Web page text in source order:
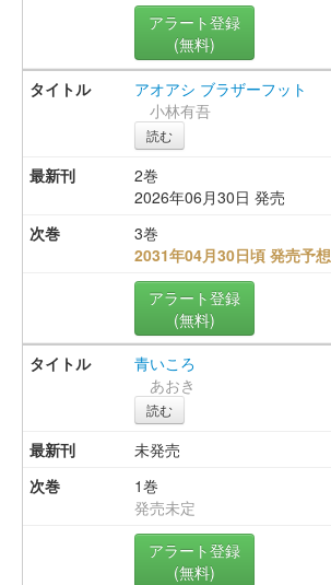
アラート登録
(無料)
アオアシ ブラザーフット
小林有吾
読む
2巻
2026年06月30日 発売
3巻
2031年04月30日頃 発売予想
アラート登録
(無料)
青いころ
あおき
読む
未発売
1巻
発売未定
アラート登録
(無料)